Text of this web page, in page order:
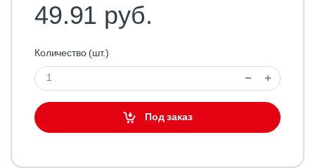
49.91 руб.
Количество (шт.)
Под заказ